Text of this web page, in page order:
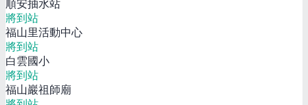
順安抽水站
將到站
福山里活動中心
將到站
白雲國小
將到站
福山巖祖師廟